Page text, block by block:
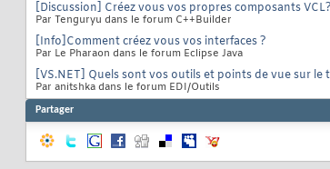
[Discussion] Créez vous vos propres composants VCL?
Par Tenguryu dans le forum C++Builder
[Info]Comment créez vous vos interfaces ?
Par Le Pharaon dans le forum Eclipse Java
[VS.NET] Quels sont vos outils et points de vue sur le
Par anitshka dans le forum EDI/Outils
Partager